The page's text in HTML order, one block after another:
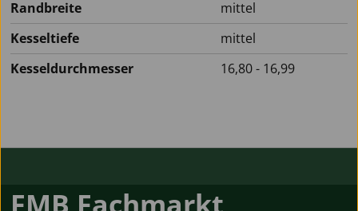
Randbreite
mittel
Kesseltiefe
mittel
Kesseldurchmesser
16,80 - 16,99
FMB Fachmarkt